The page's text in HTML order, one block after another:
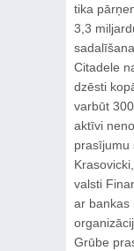
tika
3,3
Citadele
dzēsti
varbūt
aktīvi
prasījumu
valsti
ar bankas
Grūbe